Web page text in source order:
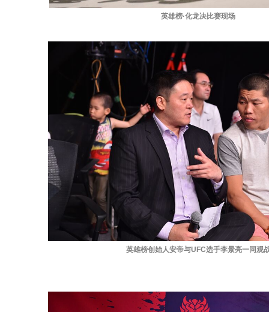
英雄榜·化龙决比赛现场
英雄榜创始人安帝与UFC选手李景亮一同观